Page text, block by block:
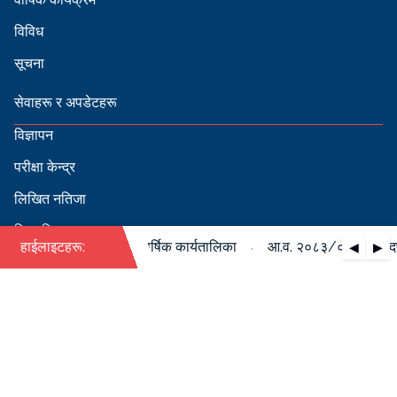
विविध
सूचना
सेवाहरू र अपडेटहरू
विज्ञापन
परीक्षा केन्द्र
लिखित नतिजा
सिफारिस
हाईलाइटहरू: ◀ ▶
को पदपूर्ति सम्बन्धी वार्षिक कार्यतालिका आ.व. २०८३/०८४ को